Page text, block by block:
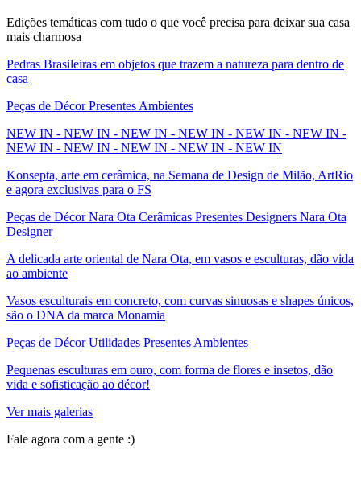
Edições temáticas com tudo o que você precisa para deixar sua casa
mais charmosa
Pedras Brasileiras em objetos que trazem a natureza para dentro de
casa
Peças de Décor Presentes Ambientes
NEW IN - NEW IN - NEW IN - NEW IN - NEW IN - NEW IN -
NEW IN - NEW IN - NEW IN - NEW IN - NEW IN
Konsepta, arte em cerâmica, na Semana de Design de Milão, ArtRio
e agora exclusivas para o FS
Peças de Décor Nara Ota Cerâmicas Presentes Designers Nara Ota
Designer
A delicada arte oriental de Nara Ota, em vasos e esculturas, dão vida
ao ambiente
Vasos esculturais em concreto, com curvas sinuosas e shapes únicos,
são o DNA da marca Monamia
Peças de Décor Utilidades Presentes Ambientes
Pequenas esculturas em ouro, com forma de flores e insetos, dão
vida e sofisticação ao décor!
Ver mais galerias
Fale agora com a gente :)